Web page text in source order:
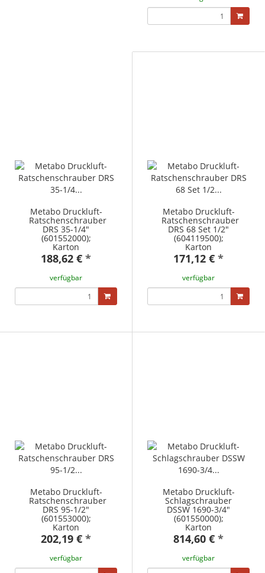
Metabo Druckluft-
Ratschenschrauber
DRS 35-1/4"
(601552000);
Karton
188,62 € *
verfügbar
Metabo Druckluft-
Ratschenschrauber
DRS 68 Set 1/2"
(604119500);
Karton
171,12 € *
verfügbar
Metabo Druckluft-
Ratschenschrauber
DRS 95-1/2"
(601553000);
Karton
202,19 € *
verfügbar
Metabo Druckluft-
Schlagschrauber
DSSW 1690-3/4"
(601550000);
Karton
814,60 € *
verfügbar